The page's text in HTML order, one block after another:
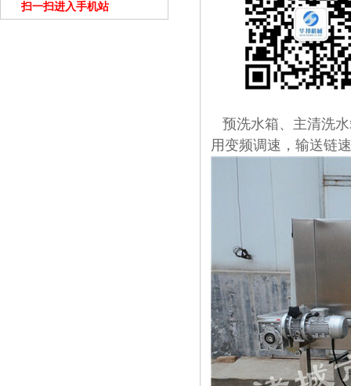
扫一扫进入手机站
预洗水箱、主清洗
用变频调速，输送链